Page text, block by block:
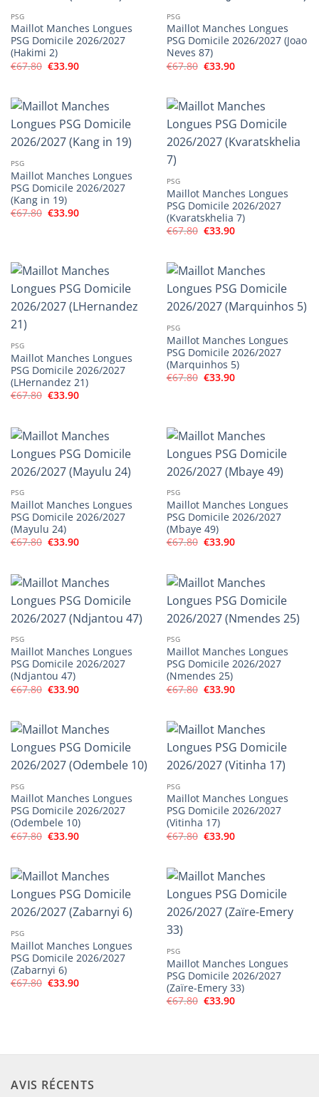
PSG
Maillot Manches Longues
PSG Domicile 2026/2027
(Hakimi 2)
€67.80 Le
prix
€67.80.
€33.90Le
€33.90.
PSG
Maillot Manches Longues
PSG Domicile 2026/2027 (Joao
Neves 87)
€67.80 Le
prix
€67.80.
€33.90Le
€33.90.
PSG
Maillot Manches Longues
PSG Domicile 2026/2027
(Kang in 19)
€67.80 Le
prix
€33.90Le
PSG
Maillot Manches Longues
PSG Domicile 2026/2027
(Kvaratskhelia 7)
€67.80 Le
prix
€67.80.
€33.90Le
€33.90.
PSG
Maillot Manches Longues
PSG Domicile 2026/2027
(LHernandez 21)
€67.80 Le
prix
€67.80.
€33.90Le
€33.90.
PSG
Maillot Manches Longues
PSG Domicile 2026/2027
(Marquinhos 5)
€67.80 Le
prix
€33.90Le
PSG
Maillot Manches Longues
PSG Domicile 2026/2027
(Mayulu 24)
€67.80 Le
€67.80.
€33.90Le
€33.90.
PSG
Maillot Manches Longues
PSG Domicile 2026/2027
(Mbaye 49)
€67.80 Le
€67.80.
€33.90Le
€33.90.
PSG
Maillot Manches Longues
PSG Domicile 2026/2027
(Ndjantou 47)
€67.80 Le
prix
€67.80.
€33.90Le
€33.90.
PSG
Maillot Manches Longues
PSG Domicile 2026/2027
(Nmendes 25)
€67.80 Le
prix
€67.80.
€33.90Le
€33.90.
PSG
Maillot Manches Longues
PSG Domicile 2026/2027
(Odembele 10)
€67.80 Le
prix
€67.80.
€33.90Le
€33.90.
PSG
Maillot Manches Longues
PSG Domicile 2026/2027
(Vitinha 17)
€67.80 Le
prix
€67.80.
€33.90Le
€33.90.
PSG
Maillot Manches Longues
PSG Domicile 2026/2027
(Zabarnyi 6)
€67.80 Le
prix
€33.90Le
PSG
Maillot Manches Longues
PSG Domicile 2026/2027
(Zaïre-Emery 33)
€67.80 Le
prix
€33.90Le
AVIS RÉCENTS